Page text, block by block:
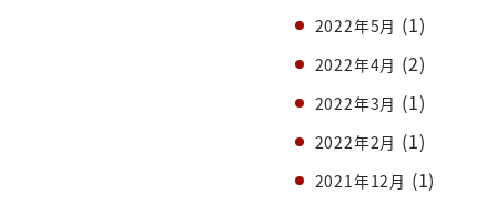
2022年5月 (1)
2022年4月 (2)
2022年3月 (1)
2022年2月 (1)
2021年12月 (1)